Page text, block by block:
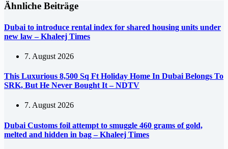
Ähnliche Beiträge
Dubai to introduce rental index for shared housing units under
new law – Khaleej Times
7. August 2026
This Luxurious 8,500 Sq Ft Holiday Home In Dubai Belongs To
SRK, But He Never Bought It – NDTV
7. August 2026
Dubai Customs foil attempt to smuggle 460 grams of gold,
melted and hidden in bag – Khaleej Times